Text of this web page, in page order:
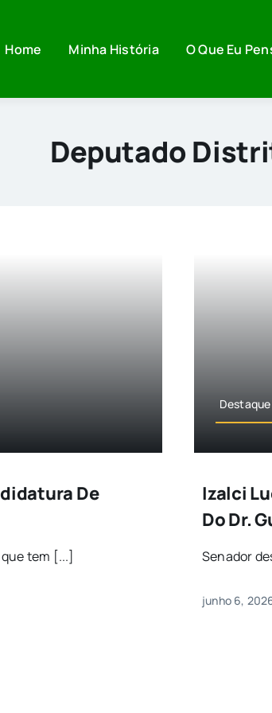
Home Minha História O Que Eu
Deputado
De
tem [...]
Destaque
Izalci
Do Dr.
Senador
junho 6,